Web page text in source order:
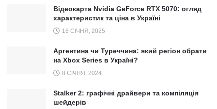
Відеокарта Nvidia GeForce RTX 5070: огляд
характеристик та ціна в Україні
16 СІЧНЯ, 2025
Аргентина чи Туреччина: який регіон обрати
на Xbox Series в Україні?
8 СІЧНЯ, 2024
Stalker 2: графічні драйвери та компіляція
шейдерів